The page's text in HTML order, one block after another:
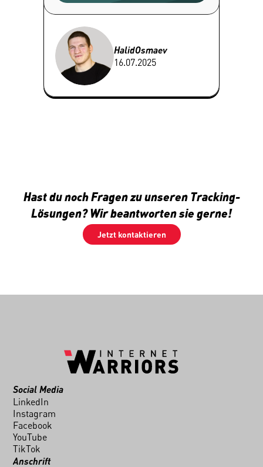
HalidOsmaev
16.07.2025
Hast du noch Fragen zu unseren Tracking-
Lösungen? Wir beantworten sie gerne!
Jetzt kontaktieren
Social Media
LinkedIn
Instagram
Facebook
YouTube
TikTok
Anschrift